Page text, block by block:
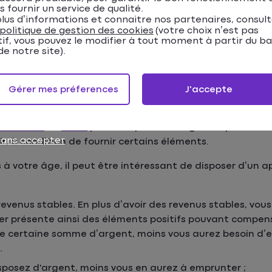
?
crédit quand on est
à condition de fournir certains éléments.
votre âge, il peut être intéressant de disposer d’un
stables. En plus d’avoir des revenus stables,
présente ainsi des éléments positifs pouvant
certaine somme d’argent, moins vous aurez besoin
d'argent, moins vous en aurez à emprunter ;
fournir un service de qualité.
d’informations et connaitre nos partenaires,
politique de gestion des cookies (votre choix n’est pas
vous pouvez le modifier à tout moment à partir du
notre site).
accepter
Gérer mes préferences J'accepte